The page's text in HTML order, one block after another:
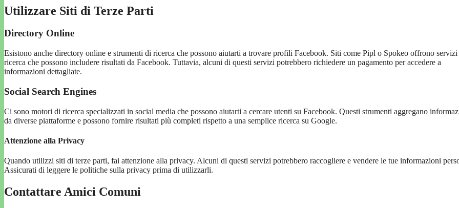
Utilizzare Siti di Terze Parti
Directory Online
Esistono anche directory online e strumenti di ricerca che possono aiutarti a trovare profili Facebook. Siti come Pipl o Spokeo offrono servizi
ricerca che possono includere risultati da Facebook. Tuttavia, alcuni di questi servizi potrebbero richiedere un pagamento per accedere a
informazioni dettagliate.
Social Search Engines
Ci sono motori di ricerca specializzati in social media che possono aiutarti a cercare utenti su Facebook. Questi strumenti aggregano
da diverse piattaforme e possono fornire risultati più completi rispetto a una semplice ricerca su Google.
Attenzione alla Privacy
Quando utilizzi siti di terze parti, fai attenzione alla privacy. Alcuni di questi servizi potrebbero raccogliere e vendere le tue informazioni
Assicurati di leggere le politiche sulla privacy prima di utilizzarli.
Contattare Amici Comuni